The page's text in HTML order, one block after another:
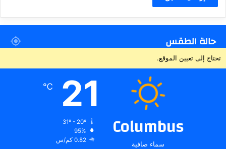
حالة الطقس
تحتاج إلى تعيين الموقع.
Columbus
سماء صافية
21
℃
95%
0.82 كم/س